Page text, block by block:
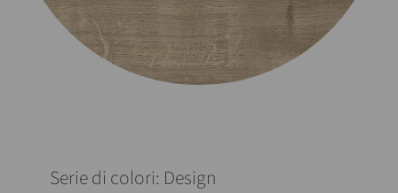
Serie di colori: Design